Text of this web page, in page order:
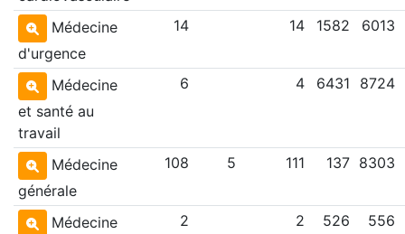
Médecine
d'urgence
14 14 1582 6013
Médecine
et santé au
travail
6 4 6431 8724
Médecine
générale
108 5 111 137 8303
Médecine
2 2 526 556